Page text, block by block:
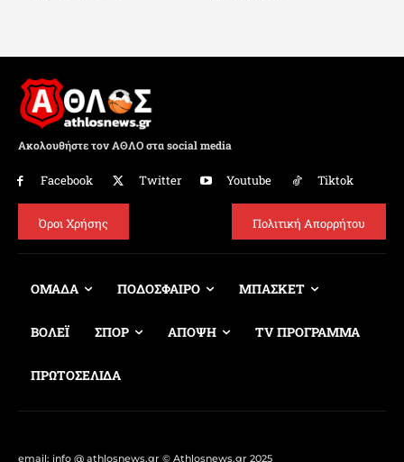
Ακολουθήστε τον ΑΘΛΟ στα social media
Facebook Twitter Youtube Tiktok
Όροι Χρήσης Πολιτική Απορρήτου
ΟΜΑΔΑ ΠΟΔΟΣΦΑΙΡΟ ΜΠΑΣΚΕΤ
ΒΟΛΕΪ ΣΠΟΡ ΑΠΟΨΗ TV ΠΡΟΓΡΑΜΜΑ
ΠΡΩΤΟΣΕΛΙΔΑ
email: info @ athlosnews.gr © Athlosnews.gr 2025